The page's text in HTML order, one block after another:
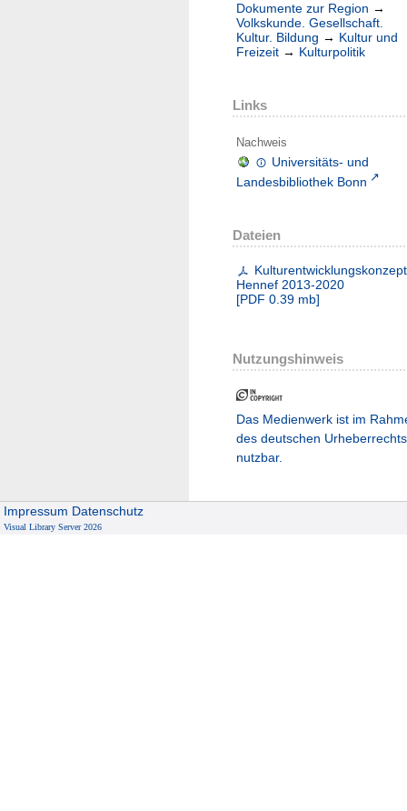
Dokumente zur Region →
Volkskunde. Gesellschaft.
Kultur. Bildung → Kultur und
Freizeit → Kulturpolitik
Links
Nachweis
Universitäts- und
Landesbibliothek Bonn
Dateien
Kulturentwicklungskonzept
Hennef 2013-2020
[PDF 0.39 mb]
Nutzungshinweis
Das Medienwerk ist im
des deutschen Urheberrechts
nutzbar.
Impressum Datenschutz
Visual Library Server 2026